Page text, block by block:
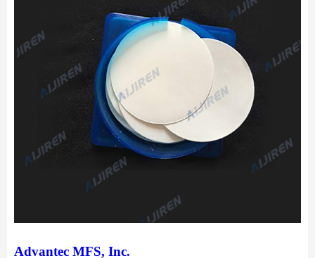
Advantec MFS, Inc.